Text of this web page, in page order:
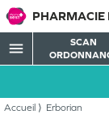
PHARMACIE
menu
SCAN
Accueil Erborian